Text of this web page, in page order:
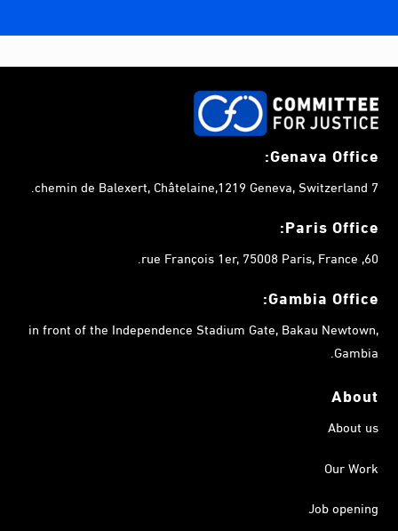
Genava Office:
7 chemin de Balexert, Châtelaine,1219 Geneva, Switzerland.
Paris Office:
60, rue François 1er, 75008 Paris, France.
Gambia Office:
in front of the Independence Stadium Gate, Bakau Newtown,
Gambia.
About
About us
Our Work
Job opening